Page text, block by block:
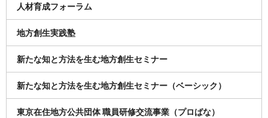
人材育成フォーラム
地方創生実践塾
新たな知と方法を生む地方創生セミナー
新たな知と方法を生む地方創生セミナー（ベーシック）
東京在住地方公共団体 職員研修交流事業（プロばな）